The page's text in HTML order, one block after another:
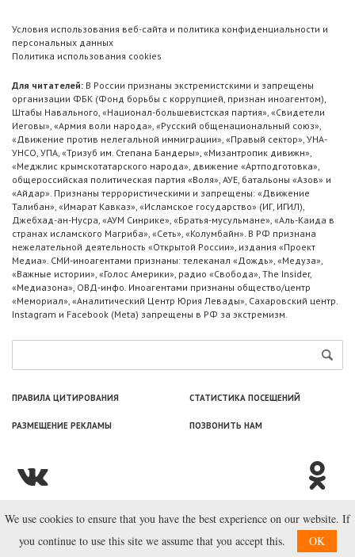
Условия использования веб-сайта и политика конфиденциальности и
персональных данных
Политика использования cookies
Для читателей: В России признаны экстремистскими и запрещены
организации ФБК (Фонд борьбы с коррупцией, признан иноагентом),
Штабы Навального, «Национал-большевистская партия», «Свидетели
Иеговы», «Армия воли народа», «Русский общенациональный союз»,
«Движение против нелегальной иммиграции», «Правый сектор», УНА-
УНСО, УПА, «Тризуб им. Степана Бандеры», «Мизантропик дивижн»,
«Меджлис крымскотатарского народа», движение «Артподготовка»,
общероссийская политическая партия «Воля», АУЕ, батальоны «Азов» и
«Айдар». Признаны террористическими и запрещены: «Движение
Талибан», «Имарат Кавказ», «Исламское государство» (ИГ, ИГИЛ),
Джебхад-ан-Нусра, «АУМ Синрике», «Братья-мусульмане», «Аль-Каида в
странах исламского Магриба», «Сеть», «Колумбайн». В РФ признана
нежелательной деятельность «Открытой России», издания «Проект
Медиа». СМИ-иноагентами признаны: телеканал «Дождь», «Медуза»,
«Важные истории», «Голос Америки», радио «Свобода», The Insider,
«Медиазона», ОВД-инфо. Иноагентами признаны общество/центр
«Мемориал», «Аналитический Центр Юрия Левады», Сахаровский центр.
Instagram и Facebook (Metа) запрещены в РФ за экстремизм.
ПРАВИЛА ЦИТИРОВАНИЯ СТАТИСТИКА ПОСЕЩЕНИЙ
РАЗМЕЩЕНИЕ РЕКЛАМЫ ПОЗВОНИТЬ НАМ
© ООО «Лаборатория Новоcтей», 2003—2026.
We use cookies to ensure that you have the best experience on our website. If
you continue to use this site we assume that you accept this.
OK